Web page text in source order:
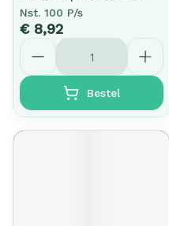
Nst. 100 P/s
€ 8,92
Aantal
Bestel